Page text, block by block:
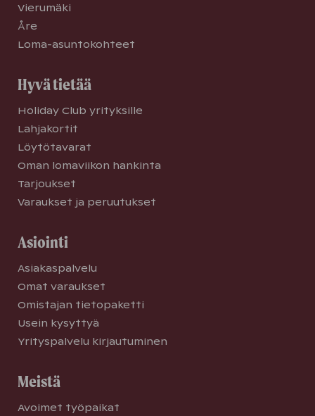
Vierumäki
Åre
Loma-asuntokohteet
Hyvä tietää
Holiday Club yrityksille
Lahjakortit
Löytötavarat
Oman lomaviikon hankinta
Tarjoukset
Varaukset ja peruutukset
Asiointi
Asiakaspalvelu
Omat varaukset
Omistajan tietopaketti
Usein kysyttyä
Yrityspalvelu kirjautuminen
Meistä
Avoimet työpaikat